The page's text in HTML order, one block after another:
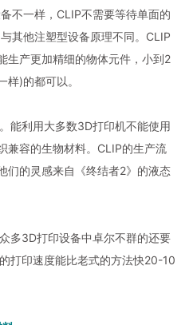
不一样，CLIP不需要等待单面的
其他注塑型设备原理不同。CLIP
生产更加精细的物体元件，小到2
)的都可以。
能利用大多数3D打印机不能使用
兼容的生物材料。CLIP的生产流
们的灵感来自《终结者2》的液态
多3D打印设备中卓尔不群的还要
打印速度能比老式的方法快20-10